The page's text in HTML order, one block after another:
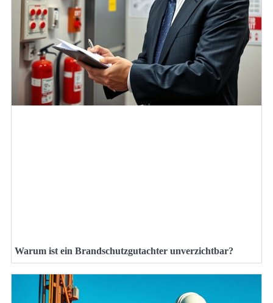
Warum ist ein Brandschutzgutachter unverzichtbar?